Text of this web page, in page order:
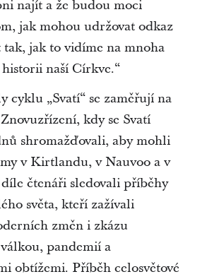
najít a že budou moci
jak mohou udržovat odkaz
jak to vidíme na mnoha
naší Církve.“
cyklu „Svatí“ se zaměřují na
kdy se Svatí
shromažďovali, aby mohli
v Kirtlandu, v Nauvoo a v
čtenáři sledovali příběhy
světa, kteří zažívali
změn i zkázu
pandemií a
obtížemi. Příběh celosvětové